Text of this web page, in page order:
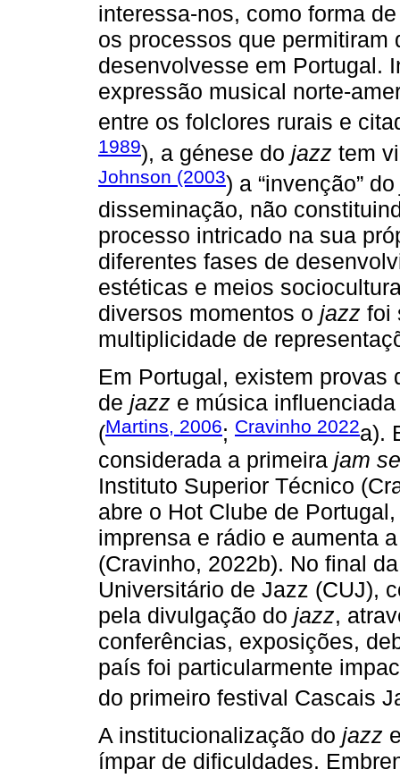
interessa-nos, como forma
os processos que permitiram
desenvolvesse em Portugal.
expressão musical norte-
entre os folclores rurais e
1989), a génese do jazz tem
Johnson (2003) a “invenção” do
disseminação, não
processo intricado na sua
diferentes fases de
estéticas e meios
diversos momentos o jazz foi
multiplicidade de
Em Portugal, existem
de jazz e música
(Martins, 2006; Cravinho 2022a).
considerada a primeira jam
Instituto Superior Técnico
abre o Hot Clube de
imprensa e rádio e aumenta
(Cravinho, 2022b). No final
Universitário de Jazz (CUJ),
pela divulgação do jazz,
conferências, exposições,
país foi particularmente
do primeiro festival Cascais
A institucionalização do jazz
ímpar de dificuldades.